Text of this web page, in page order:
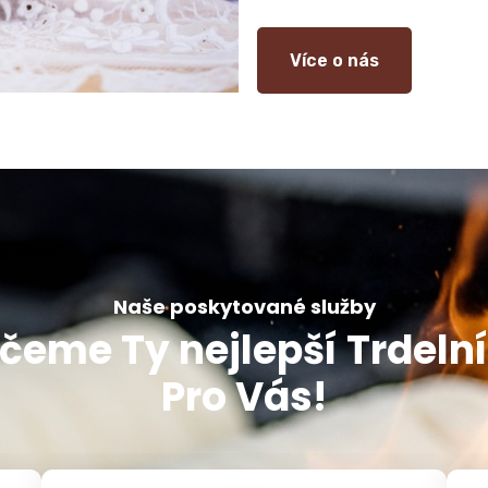
Více o nás
Naše poskytované služby
Ty nejlepší
Pro Vás!